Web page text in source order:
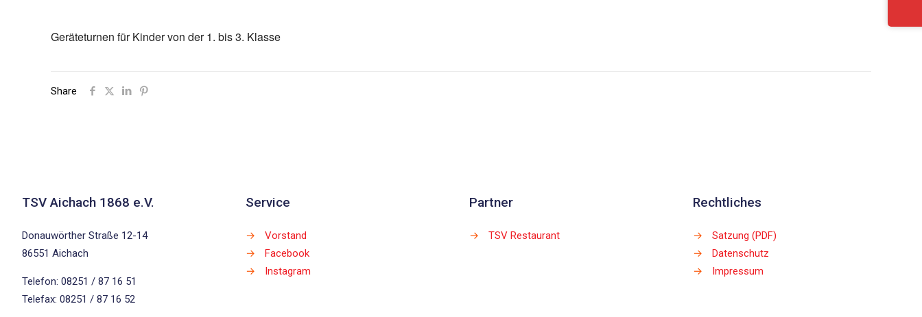
Geräteturnen für Kinder von der 1. bis 3. Klasse
Share
TSV Aichach 1868 e.V.
Donauwörther Straße 12-14
86551 Aichach
Telefon: 08251 / 87 16 51
Telefax: 08251 / 87 16 52
Service
→
Vorstand
→
Facebook
→
Instagram
Partner
→ TSV Restaurant
Rechtliches
→
Satzung (PDF)
→
Datenschutz
→
Impressum